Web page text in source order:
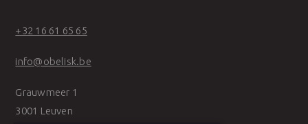
+32 16 61 65 65
info@obelisk.be
Grauwmeer 1
3001 Leuven